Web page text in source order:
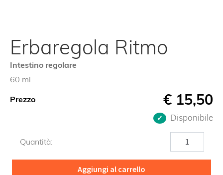
Erbaregola Ritmo
Intestino regolare
60 ml
Prezzo
€ 15,50
Disponibile
Quantità:
Erbaregola
Ritmo
quantità
Aggiungi al carrello